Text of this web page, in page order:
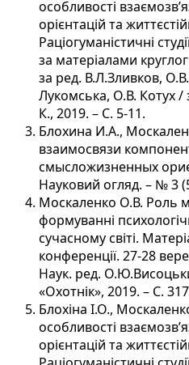
особливості
орієнтацій та
Раціогуманістичні
за матеріалами
за ред. В.Л.Зливков,
Лукомська, О.В. Котух /
К., 2019. – С. 5-11.
Блохина И.А.,
взаимосвязи
смысложизненных
Науковий огляд. – № 3
Москаленко О.В. Роль
формуванні
сучасному світі.
конференції. 27-28
Наук. ред.
«Охотнік», 2019. – С.
Блохіна І.О.,
особливості
орієнтацій та